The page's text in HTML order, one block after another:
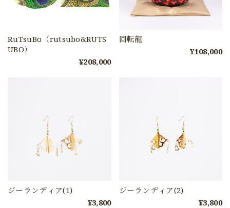
RuTsuBo（rutsubo&RUTS
UBO）
¥208,000
回転龍
¥108,000
ジーランディア(1)
¥3,800
ジーランディア(2)
¥3,800